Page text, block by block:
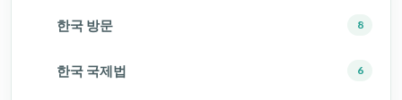
한국 방문 8
한국 국제법 6